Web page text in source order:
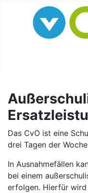
Das CvO ist eine
drei Tagen der
In Ausnahmefällen
bei einem
erfolgen. Hierfür